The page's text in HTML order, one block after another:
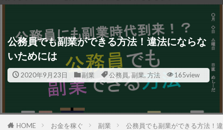
公務員でも副業ができる方法！違法にならな
いためには
2020年9月23日 副業 公務員, 副業, 方法 165view
HOME お金を稼ぐ 副業 公務員でも副業ができる方法！